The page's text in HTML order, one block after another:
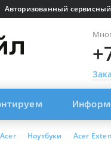
Авторизованный
Acer Ноутбуки Acer